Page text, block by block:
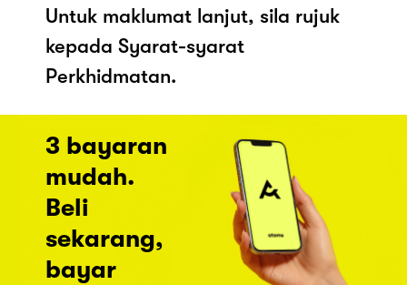
Untuk maklumat lanjut, sila rujuk
kepada Syarat-syarat
Perkhidmatan.
3 bayaran
mudah.
Beli
sekarang,
bayar